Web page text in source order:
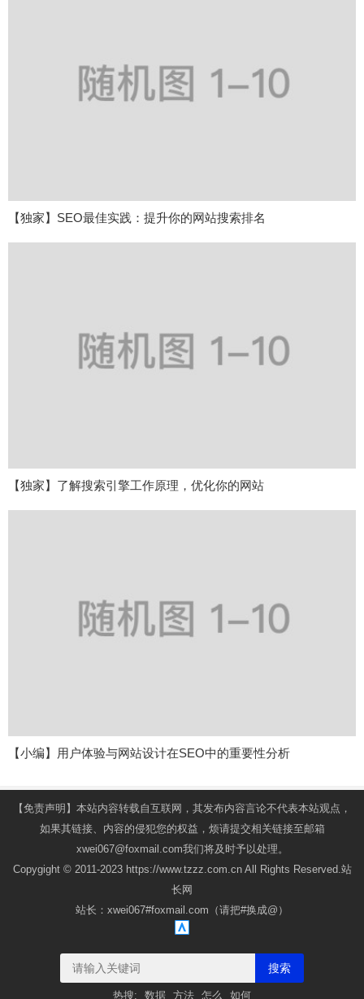
【独家】SEO最佳实践：提升你的网站搜索排名
【独家】了解搜索引擎工作原理，优化你的网站
【小编】用户体验与网站设计在SEO中的重要性分析
【免责声明】本站内容转载自互联网，其发布内容言论不代表本站观点，
如果其链接、内容的侵犯您的权益，烦请提交相关链接至邮箱
xwei067@foxmail.com我们将及时予以处理。
Copygight © 2011-2023 https://www.tzzz.com.cn All Rights Reserved.站
长网
站长：xwei067#foxmail.com（请把#换成@）
搜索
热搜: 数据 方法 怎么 如何